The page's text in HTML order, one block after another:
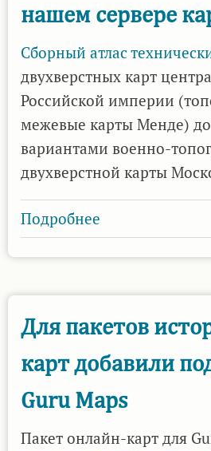
Map
3/4
теперь
в
открытом
доступе
нашем сервере
Сборный атлас
двухверстных карт
Российской империи
межевые карты Менде)
вариантами военно-
двухверстной карты
Подробнее
Двухверстные
Московской
на
нашем
карт
Для пакетов
карт добавили
Guru Maps
Пакет онлайн-карт для